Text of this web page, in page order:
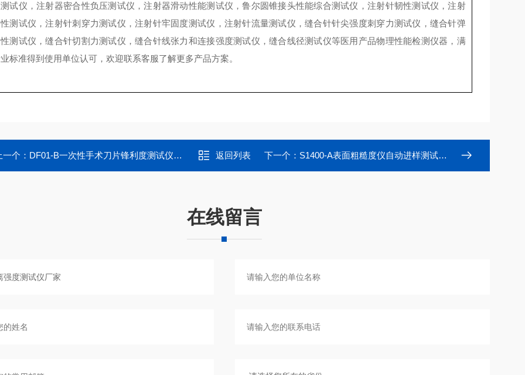
试仪，注射器密合性负压测试仪，注射器滑动性能测试仪，鲁尔圆锥接头性能综合测试仪，注射针韧性测试仪，注射
测试仪，注射针刺穿力测试仪，注射针牢固度测试仪，注射针流量测试仪，缝合针针尖强度刺穿力测试仪，缝合针弹
测试仪，缝合针切割力测试仪，缝合针线张力和连接强度测试仪，缝合线径测试仪等医用产品物理性能检测仪器，满
标准得到使用单位认可，欢迎联系客服了解更多产品方案。
一个： DF01-B一次性手术刀片锋利度测试仪厂家 返回列表 下一个： S1400-A表面粗糙度仪自动进样测试仪生产厂家
在线留言